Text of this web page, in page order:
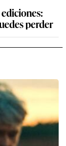
perder